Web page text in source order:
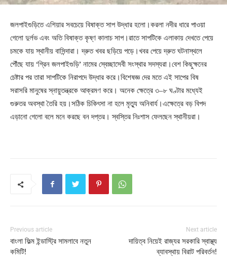
জলপাইগুড়িতে এশিয়ার সবচেয়ে বিষাক্ত সাপ উদ্ধার হলো।করলা নদীর ধারে পাওয়া
গেলো দুর্লভ এবং অতি বিষাক্ত কৃষ্ণ কালাচ সাপ।রাতে সাপটিকে এলাকায় দেখতে পেয়ে
চমকে যায় স্থানীয় বাসিন্দারা। দ্রুত খবর ছড়িয়ে পড়ে।খবর পেয়ে দ্রুত ঘটনাস্থলে
পৌঁছে যায় ‘গ্রিন জলপাইগুড়ি’ নামের স্বেচ্ছাসেবী সংস্থার সদস্যরা।বেশ কিছুক্ষনের
চেষ্টার পর তারা সাপটিকে নিরাপদে উদ্ধার করে।বিশেষজ্ঞ দের মতে এই সাপের বিষ
সরাসরি মানুষের স্নায়ুতন্ত্রকে আক্রমণ করে। অনেক ক্ষেত্রে ৩–৮ ঘণ্টার মধ্যেই
গুরুতর অবস্থা তৈরি হয়।সঠিক চিকিৎসা না হলে মৃত্যু অনিবার্য।এক্ষেত্রে বড় বিপদ
এড়ানো গেলো বলে মনে করছে বন দপ্তর। স্বস্তির নিঃশাস ফেলছেন স্থানীয়রা।
Previous article
বাংলা ফিল্ম ইন্ডাস্ট্রি সামলাবে নতুন
কমিটি!
Next article
দায়িত্ব নিয়েই রাজ্যর সরকারি স্বাস্থ্য
ব্যাবস্থায় বিরাট পরিবর্তন!